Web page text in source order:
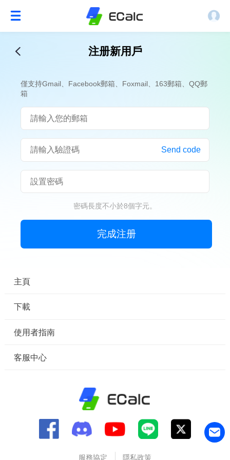
注册新用戶
僅支持Gmail、Facebook郵箱、Foxmail、163郵箱、QQ郵
箱
Send code
密碼長度不小於8個字元。
完成注册
主頁
下載
使用者指南
客服中心
服務協定 隱私政策